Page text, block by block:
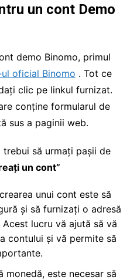
un cont Demo
demo Binomo, primul
oficial Binomo . Tot ce
clic pe linkul furnizat.
conține formularul de
sus a paginii web.
trebui să urmați pașii de
un cont”
unui cont este să
și să furnizați o adresă
lucru vă ajută să vă
contului și vă permite să
monedă, este necesar să